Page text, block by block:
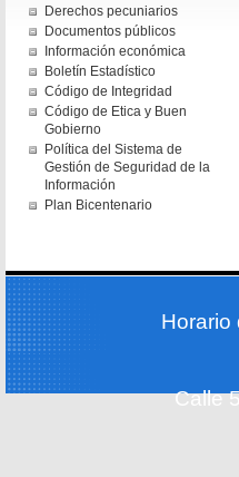
Derechos pecuniarios
Documentos públicos
Información económica
Boletín Estadístico
Código de Integridad
Código de Etica y Buen
Gobierno
Política del Sistema de
Gestión de Seguridad de la
Información
Plan Bicentenario
Horario
Calle